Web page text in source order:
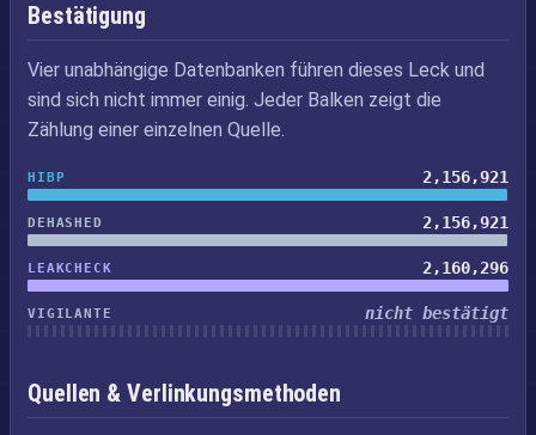
Bestätigung
Vier unabhängige Datenbanken führen dieses Leck und
sind sich nicht immer einig. Jeder Balken zeigt die
Zählung einer einzelnen Quelle.
HIBP 2,156,921
DEHASHED 2,156,921
LEAKCHECK 2,160,296
VIGILANTE nicht bestätigt
Quellen & Verlinkungsmethoden